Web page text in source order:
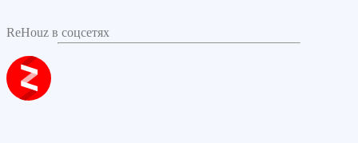
ReHouz в соцсетях